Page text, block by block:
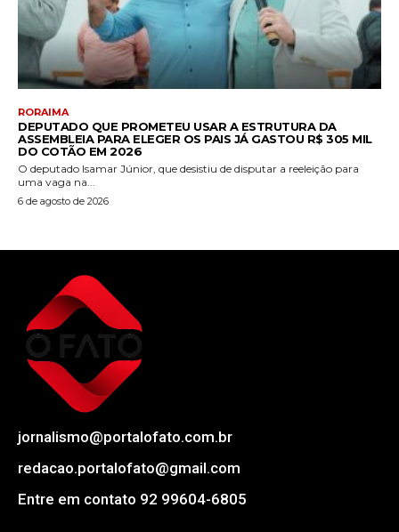
RORAIMA
DEPUTADO QUE PROMETEU USAR A ESTRUTURA DA
ASSEMBLEIA PARA ELEGER OS PAIS JÁ GASTOU R$ 305 MIL
DO COTÃO EM 2026
O deputado Isamar Júnior, que desistiu de disputar a reeleição para
uma vaga na...
6 de agosto de 2026
jornalismo@portalofato.com.br
redacao.portalofato@gmail.com
Entre em contato 92 99604-6805